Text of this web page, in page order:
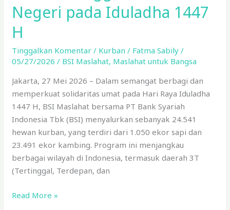
Negeri pada Iduladha 1447
H
Tinggalkan Komentar / Kurban / Fatma Sabily/
05/27/2026/ BSI Maslahat, Maslahat untuk Bangsa
Jakarta, 27 Mei 2026 – Dalam semangat berbagi dan
memperkuat solidaritas umat pada Hari Raya Iduladha
1447 H, BSI Maslahat bersama PT Bank Syariah
Indonesia Tbk (BSI) menyalurkan sebanyak 24.541
hewan kurban, yang terdiri dari 1.050 ekor sapi dan
23.491 ekor kambing. Program ini menjangkau
berbagai wilayah di Indonesia, termasuk daerah 3T
(Tertinggal, Terdepan, dan
Read More »